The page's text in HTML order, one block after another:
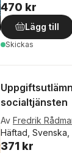
470 kr
Lägg till
Skickas
socialtjänsten
Av Fredrik
Häftad, Svenska,
371 kr